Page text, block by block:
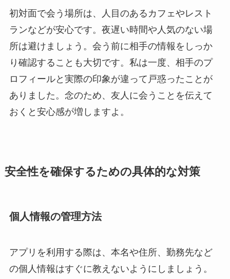
初対面で会う場所は、人目のあるカフェやレスト
ランなどが安心です。夜遅い時間や人気のない場
所は避けましょう。会う前に相手の情報をしっか
り確認することも大切です。私は一度、相手のプ
ロフィールと実際の印象が違って戸惑ったことが
ありました。念のため、友人に会うことを伝えて
おくと安心感が増しますよ。
安全性を確保するための具体的な対策
個人情報の管理方法
アプリを利用する際は、本名や住所、勤務先など
の個人情報はすぐに教えないようにしましょう。